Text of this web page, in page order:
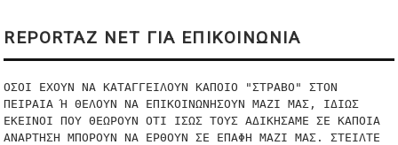
REPORTAZ NET ΓΙΑ ΕΠΙΚΟΙΝΩΝΙΑ
ΟΣΟΙ ΕΧΟΥΝ ΝΑ ΚΑΤΑΓΓΕΙΛΟΥΝ ΚΑΠΟΙΟ "ΣΤΡΑΒΟ" ΣΤΟΝ
ΠΕΙΡΑΙΑ Ή ΘΕΛΟΥΝ ΝΑ ΕΠΙΚΟΙΝΩΝΗΣΟΥΝ ΜΑΖΙ ΜΑΣ, ΙΔΙΩΣ
ΕΚΕΙΝΟΙ ΠΟΥ ΘΕΩΡΟΥΝ ΟΤΙ ΙΣΩΣ ΤΟΥΣ ΑΔΙΚΗΣΑΜΕ ΣΕ ΚΑΠΟΙΑ
ΑΝΑΡΤΗΣΗ ΜΠΟΡΟΥΝ ΝΑ ΕΡΘΟΥΝ ΣΕ ΕΠΑΦΗ ΜΑΖΙ ΜΑΣ. ΣΤΕΙΛΤΕ